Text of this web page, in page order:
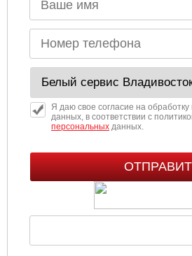
Я даю свое согласие на
данных, в соответствии с
персональныхданных.